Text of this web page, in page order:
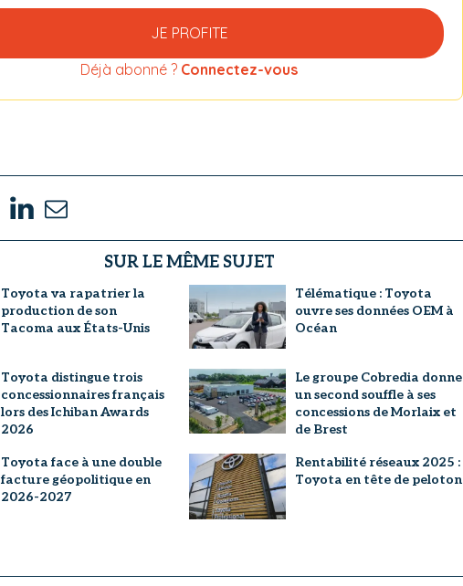
JE PROFITE
Déjà abonné ? Connectez-vous
SUR LE MÊME SUJET
Toyota va rapatrier la
production de son
Tacoma aux États-Unis
Télématique : Toyota
ouvre ses données OEM à
Océan
Toyota distingue trois
concessionnaires français
lors des Ichiban Awards
2026
Le groupe Cobredia donne
un second souffle à ses
concessions de Morlaix et
de Brest
Toyota face à une double
facture géopolitique en
2026-2027
Rentabilité réseaux 2025 :
Toyota en tête de peloton